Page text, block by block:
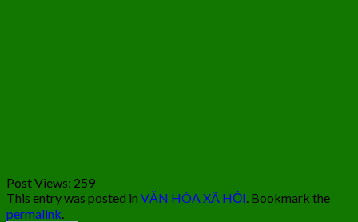
Post Views: 259
This entry was posted in VĂN HÓA XÃ HỘI. Bookmark the
permalink.